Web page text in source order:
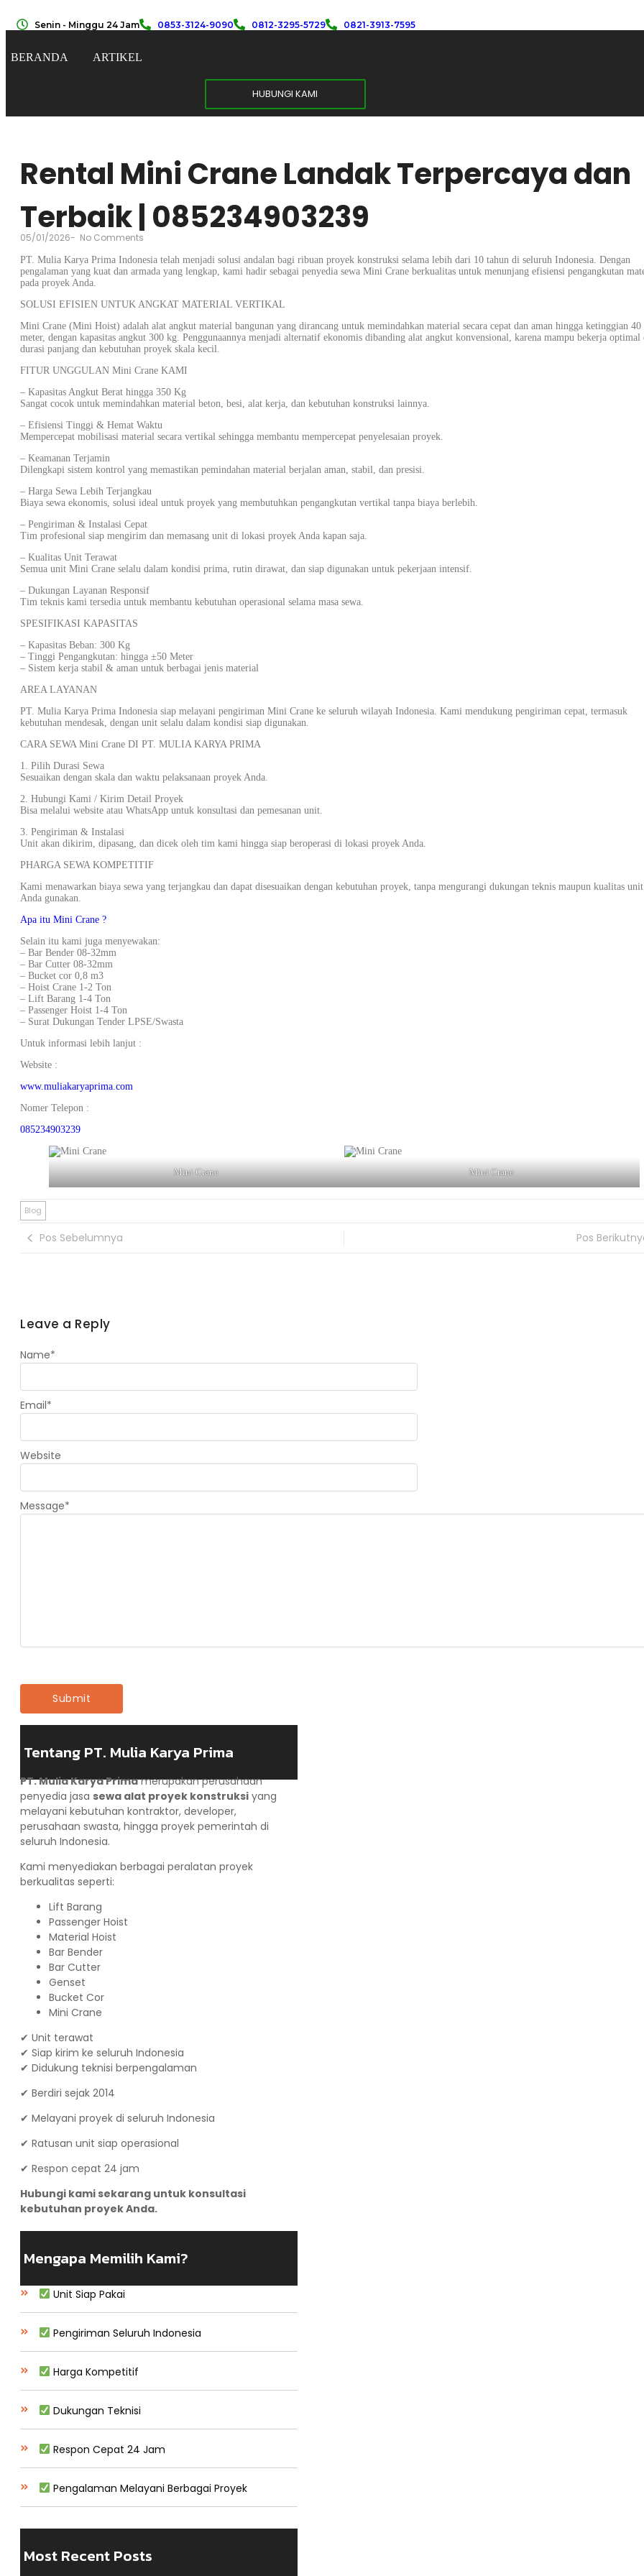
Senin - Minggu 24 Jam 0853-3124-9090 0812-3295-5729 0821-3913-7595
BERANDA ARTIKEL
HUBUNGI KAMI
Rental Mini Crane Landak Terpercaya dan
Terbaik | 085234903239
05/01/2026- No Comments
PT. Mulia Karya Prima Indonesia telah menjadi solusi andalan bagi ribuan proyek konstruksi selama lebih dari 10 tahun di seluruh Indonesia. Dengan
pengalaman yang kuat dan armada yang lengkap, kami hadir sebagai penyedia sewa Mini Crane berkualitas untuk menunjang efisiensi pengangkutan
pada proyek Anda.
SOLUSI EFISIEN UNTUK ANGKAT MATERIAL VERTIKAL
Mini Crane (Mini Hoist) adalah alat angkut material bangunan yang dirancang untuk memindahkan material secara cepat dan aman hingga ketinggian 40
meter, dengan kapasitas angkut 300 kg. Penggunaannya menjadi alternatif ekonomis dibanding alat angkut konvensional, karena mampu bekerja optimal
durasi panjang dan kebutuhan proyek skala kecil.
FITUR UNGGULAN Mini Crane KAMI
– Kapasitas Angkut Berat hingga 350 Kg
Sangat cocok untuk memindahkan material beton, besi, alat kerja, dan kebutuhan konstruksi lainnya.
– Efisiensi Tinggi & Hemat Waktu
Mempercepat mobilisasi material secara vertikal sehingga membantu mempercepat penyelesaian proyek.
– Keamanan Terjamin
Dilengkapi sistem kontrol yang memastikan pemindahan material berjalan aman, stabil, dan presisi.
– Harga Sewa Lebih Terjangkau
Biaya sewa ekonomis, solusi ideal untuk proyek yang membutuhkan pengangkutan vertikal tanpa biaya berlebih.
– Pengiriman & Instalasi Cepat
Tim profesional siap mengirim dan memasang unit di lokasi proyek Anda kapan saja.
– Kualitas Unit Terawat
Semua unit Mini Crane selalu dalam kondisi prima, rutin dirawat, dan siap digunakan untuk pekerjaan intensif.
– Dukungan Layanan Responsif
Tim teknis kami tersedia untuk membantu kebutuhan operasional selama masa sewa.
SPESIFIKASI KAPASITAS
– Kapasitas Beban: 300 Kg
– Tinggi Pengangkutan: hingga ±50 Meter
– Sistem kerja stabil & aman untuk berbagai jenis material
AREA LAYANAN
PT. Mulia Karya Prima Indonesia siap melayani pengiriman Mini Crane ke seluruh wilayah Indonesia. Kami mendukung pengiriman cepat, termasuk
kebutuhan mendesak, dengan unit selalu dalam kondisi siap digunakan.
CARA SEWA Mini Crane DI PT. MULIA KARYA PRIMA
1. Pilih Durasi Sewa
Sesuaikan dengan skala dan waktu pelaksanaan proyek Anda.
2. Hubungi Kami / Kirim Detail Proyek
Bisa melalui website atau WhatsApp untuk konsultasi dan pemesanan unit.
3. Pengiriman & Instalasi
Unit akan dikirim, dipasang, dan dicek oleh tim kami hingga siap beroperasi di lokasi proyek Anda.
PHARGA SEWA KOMPETITIF
Kami menawarkan biaya sewa yang terjangkau dan dapat disesuaikan dengan kebutuhan proyek, tanpa mengurangi dukungan teknis maupun kualitas
Anda gunakan.
Apa itu Mini Crane ?
Selain itu kami juga menyewakan:
– Bar Bender 08-32mm
– Bar Cutter 08-32mm
– Bucket cor 0,8 m3
– Hoist Crane 1-2 Ton
– Lift Barang 1-4 Ton
– Passenger Hoist 1-4 Ton
– Surat Dukungan Tender LPSE/Swasta
Untuk informasi lebih lanjut :
Website :
www.muliakaryaprima.com
Nomer Telepon :
085234903239
Mini Crane Mini Crane
Blog
Pos Sebelumnya Pos
Leave a Reply
Message*
Name*
Email*
Website
Tentang PT. Mulia Karya Prima
PT. Mulia Karya Primamerupakan perusahaan
penyedia jasa sewa alat proyek konstruksi yang
melayani kebutuhan kontraktor, developer,
perusahaan swasta, hingga proyek pemerintah di
seluruh Indonesia.
Kami menyediakan berbagai peralatan proyek
berkualitas seperti:
Lift Barang
Passenger Hoist
Material Hoist
Bar Bender
Bar Cutter
Genset
Bucket Cor
Mini Crane
✔ Unit terawat
✔ Siap kirim ke seluruh Indonesia
✔ Didukung teknisi berpengalaman
✔ Berdiri sejak 2014
✔ Melayani proyek di seluruh Indonesia
✔ Ratusan unit siap operasional
✔ Respon cepat 24 jam
Hubungi kami sekarang untuk konsultasi
kebutuhan proyek Anda.
Mengapa Memilih Kami?
Unit Siap Pakai
Pengiriman Seluruh Indonesia
Harga Kompetitif
Dukungan Teknisi
Respon Cepat 24 Jam
Pengalaman Melayani Berbagai Proyek
Most Recent Posts